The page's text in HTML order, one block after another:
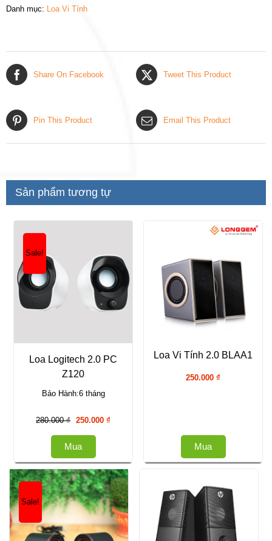
số
Danh mục: Loa Vi Tính
Share On Facebook Tweet This Product
Pin This Product Email This Product
Sản phẩm tương tự
Sale!
Loa Logitech 2.0 PC
Z120
Bảo Hành:6 tháng
280.000₫ Giá
là:
280.000 ₫.
250.000₫
250.000 ₫.
Mua
Loa Vi Tính 2.0 BLAA1
250.000₫
Mua
Sale!